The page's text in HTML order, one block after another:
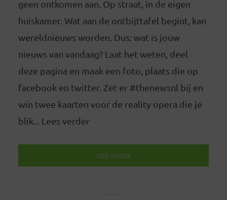
geen ontkomen aan. Op straat, in de eigen
huiskamer. Wat aan de ontbijttafel begint, kan
wereldnieuws worden. Dus: wat is jouw
nieuws van vandaag? Laat het weten, deel
deze pagina en maak een foto, plaats die op
facebook en twitter. Zet er #thenewsnl bij en
win twee kaarten voor de reality opera die je
blik... Lees verder
LEES VERDER